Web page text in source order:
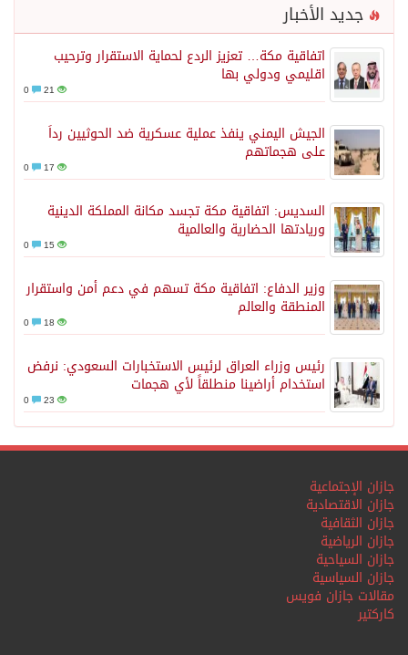
جديد الأخبار
اتفاقية مكة… تعزيز الردع لحماية الاستقرار وترحيب
اقليمي ودولي بها
21
الجيش اليمني ينفذ عملية عسكرية ضد الحوثيين رداً
على هجماتهم
17
السديس: اتفاقية مكة تجسد مكانة المملكة الدينية
وريادتها الحضارية والعالمية
15
وزير الدفاع: اتفاقية مكة تسهم في دعم أمن واستقرار
المنطقة والعالم
18
رئيس وزراء العراق لرئيس الاستخبارات السعودي: نرفض
استخدام أراضينا منطلقاً لأي هجمات
23
جازان الإجتماعية
جازان الاقتصادية
جازان الثقافية
جازان الرياضية
جازان السياحية
جازان السياسية
مقالات جازان فويس
كاركتير